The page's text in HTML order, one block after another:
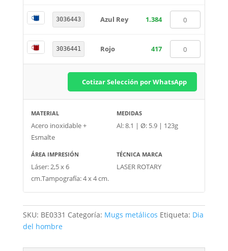
3036443 Azul Rey 1.384
3036441 Rojo 417
Cotizar Selección por WhatsApp
MATERIAL
Acero inoxidable +
Esmalte
MEDIDAS
Al: 8.1 | Ø: 5.9 | 123g
ÁREA IMPRESIÓN
Láser: 2,5 x 6
cm.Tampografía: 4 x 4 cm.
TÉCNICA MARCA
LASER ROTARY
SKU: BE0331 Categoría: Mugs metálicos Etiqueta: Dia
del hombre